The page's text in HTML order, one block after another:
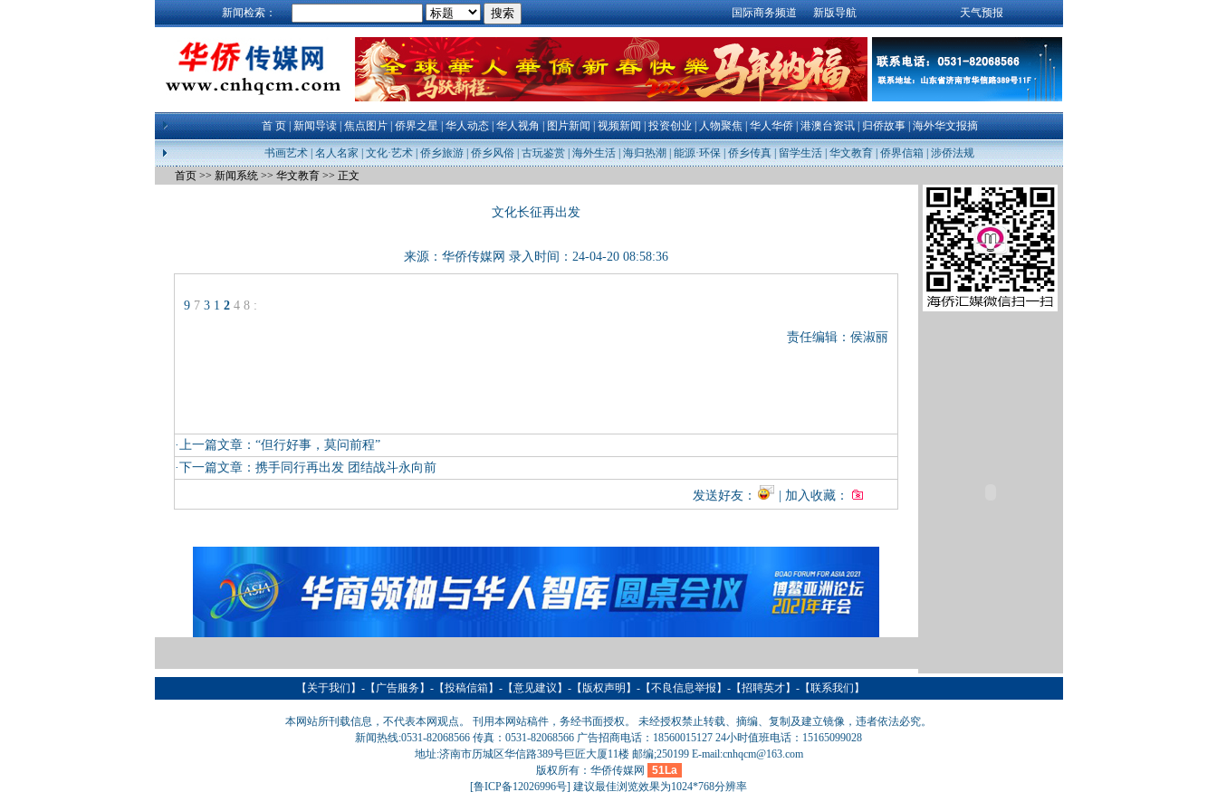
新闻检索： 国际商务频道 新版导航 天气预报
首 页|新闻导读|焦点图片|侨界之星|华人动态|华人视角|图片新闻|视频新闻|投资创业|人物聚焦|华人华侨|港澳台资讯|归侨故事|海外华文报摘
书画艺术 名人名家 文化·艺术 侨乡旅游 侨乡风俗 古玩鉴赏 海外生活 海归热潮 能源·环保 侨乡传真 留学生活 华文教育 侨界信箱 涉侨法规
首页>> 新闻系统>> 华文教育>> 正文
文化长征再出发
来源： 华侨传媒网 录入时间：24-04-20 08:58:36
9 7 3 1 2 4 8 :
责任编辑：侯淑丽
·上一篇文章： “但行好事，莫问前程”
·下一篇文章： 携手同行再出发 团结战斗永向前
发送好友： | 加入收藏：
【 关于我们 】-【 广告服务】-【投稿信箱】-【意见建议】-【版权声明】-【不良信息举报 】-【招聘英才】-【联系我们 】
本网站所刊载信息，不代表本网观点。 刊用本网站稿件，务经书面授权。 未经授权禁止转载、摘编、复制及建立镜像，违者依法必究。
新闻热线:0531-82068566 传真：0531-82068566 广告招商电话：18560015127 24小时值班电话：15165099028
地址:济南市历城区华信路389号巨匠大厦11楼 邮编;250199 E-mail:cnhqcm@163.com
版权所有：华侨传媒网
51La
[鲁ICP备12026996号] 建议最佳浏览效果为1024*768分辨率